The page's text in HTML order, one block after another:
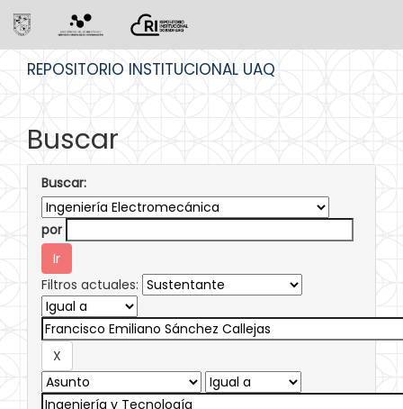
REPOSITORIO INSTITUCIONAL UAQ
Buscar
Buscar:
por
Filtros actuales: